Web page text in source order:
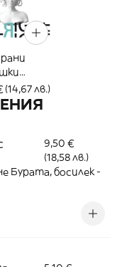
с
сос
(14,67 лв.)
9,50 €
(18,58 лв.)
Бурата, босилек -